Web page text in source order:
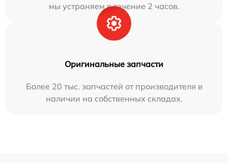
мы устраняем в течение 2 часов.
Оригинальные запчасти
Более 20 тыс. запчастей от производителя в
наличии на собственных складах.